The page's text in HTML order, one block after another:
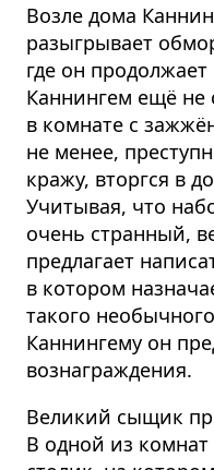
Возле дома
разыгрывает
где он
Каннингем ещё не
в комнате с
не менее,
кражу, вторгся в
Учитывая, что
очень странный,
предлагает
в котором
такого
Каннингему он
вознаграждения.
Великий сыщик
В одной из